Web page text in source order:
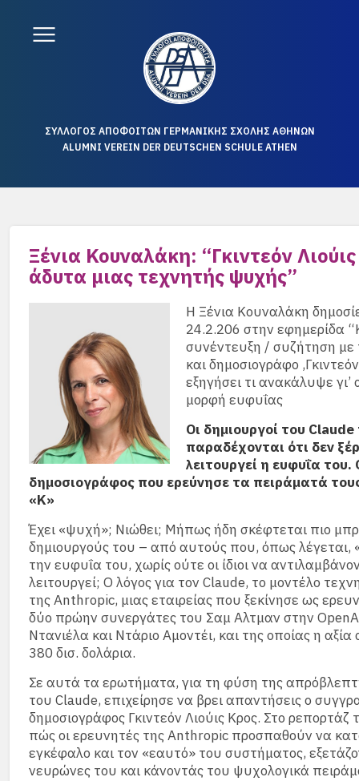
ΣΥΛΛΟΓΟΣ ΑΠΟΦΟΙΤΩΝ ΓΕΡΜΑΝΙΚΗΣ ΣΧΟΛΗΣ ΑΘΗΝΩΝ
ALUMNI VEREIN DER DEUTSCHEN SCHULE ATHEN
Ξένια Κουναλάκη: “Γκιντεόν
άδυτα μιας τεχνητής ψυχής”
Η Ξένια Κουναλάκη
24.2.206 στην εφημερίδα
συνέντευξη / συζήτηση
και δημοσιογράφο
εξηγήσει τι ανακάλυψε
μορφή ευφυΐας
Οι δημιουργοί του
παραδέχονται ότι δεν
λειτουργεί η ευφυΐα του.
δημοσιογράφος που ερεύνησε τα πειράματά
«Κ»
Έχει «ψυχή»; Νιώθει; Μήπως ήδη σκέφτεται πιο
δημιουργούς του – από αυτούς που, όπως λέγεται,
την ευφυΐα του, χωρίς ούτε οι ίδιοι να
λειτουργεί; Ο λόγος για τον Claude, το μοντέλο
της Anthropic, μιας εταιρείας που ξεκίνησε ως
δύο πρώην συνεργάτες του Σαμ Αλτμαν στην
Ντανιέλα και Ντάριο Αμοντέι, και της οποίας η αξία
380 δισ. δολάρια.
Σε αυτά τα ερωτήματα, για τη φύση της
του Claude, επιχείρησε να βρει απαντήσεις ο
δημοσιογράφος Γκιντεόν Λιούις Κρος. Στο ρεπορτάζ
πώς οι ερευνητές της Anthropic προσπαθούν να
εγκέφαλο και τον «εαυτό» του συστήματος,
νευρώνες του και κάνοντάς του ψυχολογικά